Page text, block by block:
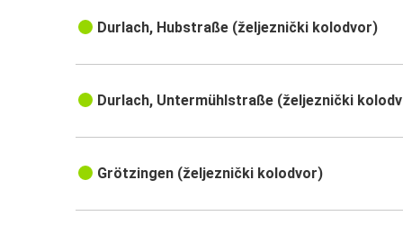
Durlach, Hubstraße (željeznički kolodvor)
Durlach, Untermühlstraße (željeznički
Grötzingen (željeznički kolodvor)